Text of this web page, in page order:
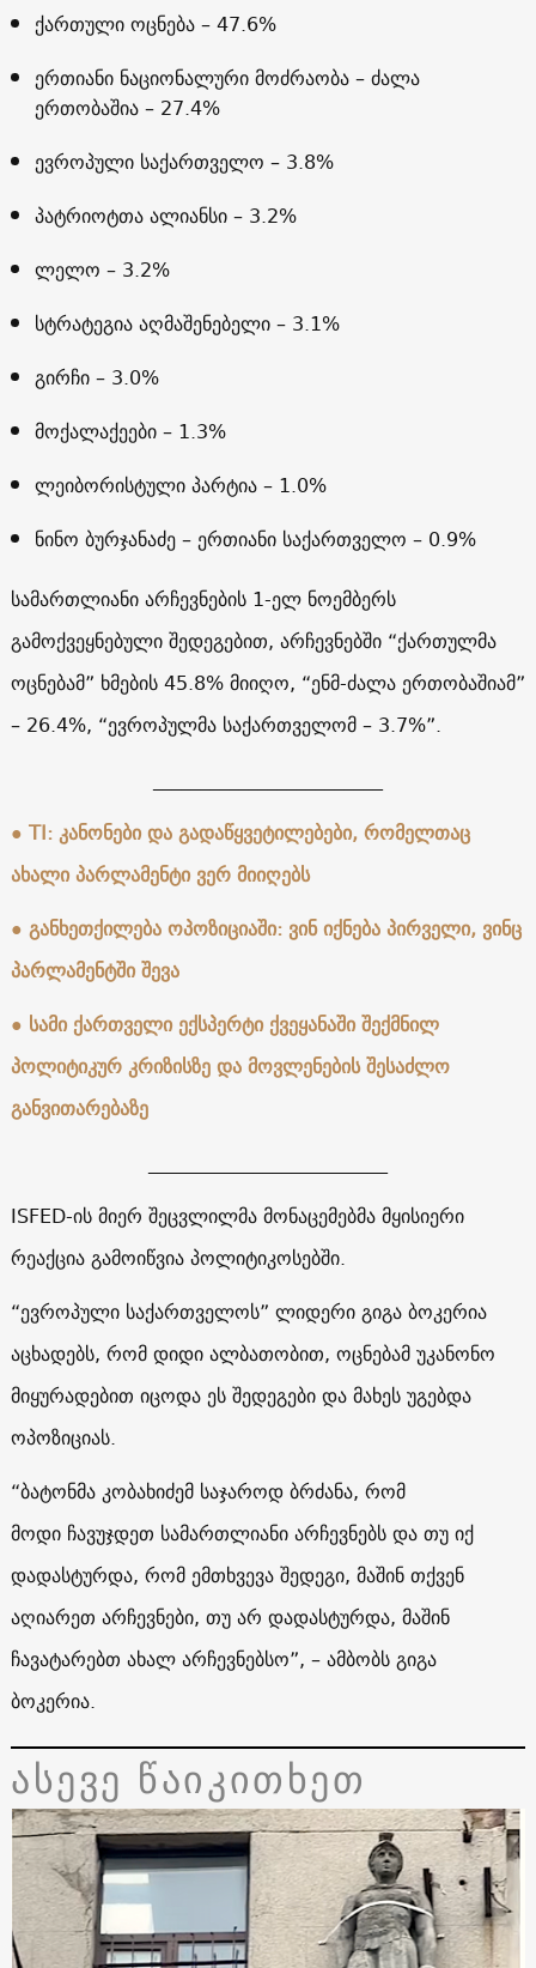
ქართული ოცნება – 47.6%
ერთიანი ნაციონალური მოძრაობა – ძალა
ერთობაშია – 27.4%
ევროპული საქართველო – 3.8%
პატრიოტთა ალიანსი – 3.2%
ლელო – 3.2%
სტრატეგია აღმაშენებელი – 3.1%
გირჩი – 3.0%
მოქალაქეები – 1.3%
ლეიბორისტული პარტია – 1.0%
ნინო ბურჯანაძე – ერთიანი საქართველო – 0.9%
სამართლიანი არჩევნების 1-ელ ნოემბერს
გამოქვეყნებული შედეგებით, არჩევნებში “ქართულმა
ოცნებამ” ხმების 45.8% მიიღო, “ენმ-ძალა ერთობაშიამ”
– 26.4%, “ევროპულმა საქართველომ – 3.7%”.
● TI: კანონები და გადაწყვეტილებები, რომელთაც
ახალი პარლამენტი ვერ მიიღებს
● განხეთქილება ოპოზიციაში: ვინ იქნება პირველი, ვინც
პარლამენტში შევა
● სამი ქართველი ექსპერტი ქვეყანაში შექმნილ
პოლიტიკურ კრიზისზე და მოვლენების შესაძლო
განვითარებაზე
ISFED-ის მიერ შეცვლილმა მონაცემებმა მყისიერი
რეაქცია გამოიწვია პოლიტიკოსებში.
“ევროპული საქართველოს” ლიდერი გიგა ბოკერია
აცხადებს, რომ დიდი ალბათობით, ოცნებამ უკანონო
მიყურადებით იცოდა ეს შედეგები და მახეს უგებდა
ოპოზიციას.
“ბატონმა კობახიძემ საჯაროდ ბრძანა, რომ
მოდი ჩავუჯდეთ სამართლიანი არჩევნებს და თუ იქ
დადასტურდა, რომ ემთხვევა შედეგი, მაშინ თქვენ
აღიარეთ არჩევნები, თუ არ დადასტურდა, მაშინ
ჩავატარებთ ახალ არჩევნებსო”, – ამბობს გიგა
ბოკერია.
ასევე წაიკითხეთ